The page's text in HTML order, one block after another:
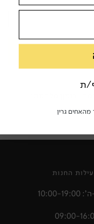
החנות
19:00
ת
גרין